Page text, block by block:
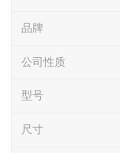
品牌
公司性质
型号
尺寸